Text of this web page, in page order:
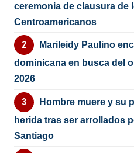
ceremonia de clausura de
Centroamericanos
Marileidy Paulino
dominicana en busca del
2026
Hombre muere y su
herida tras ser arrollados
Santiago